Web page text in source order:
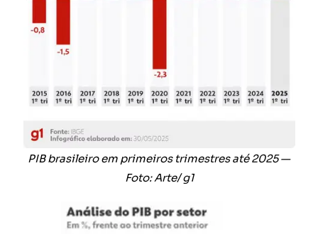
PIB brasileiro em primeiros trimestres até 2025 —
Foto: Arte/ g1